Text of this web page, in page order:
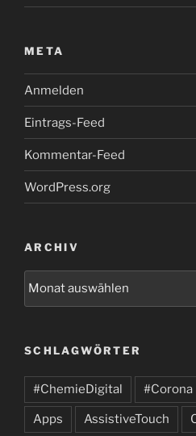
META
Anmelden
Eintrags-Feed
Kommentar-Feed
WordPress.org
ARCHIV
SCHLAGWÖRTER
#ChemieDigital #Corona
Apps AssistiveTouch